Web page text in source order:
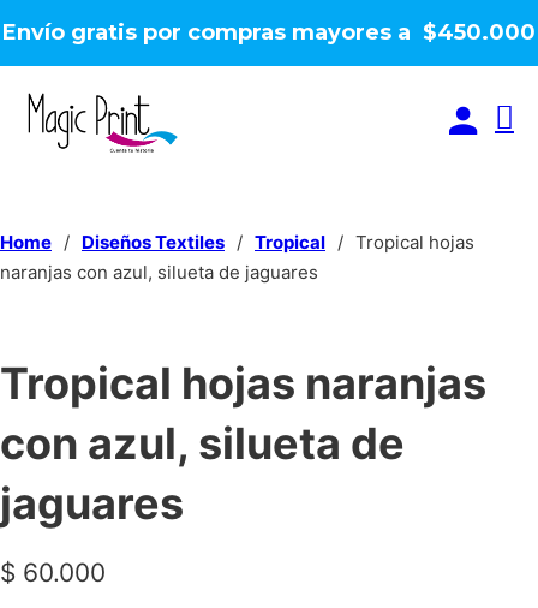
Envío gratis por compras mayores a $450.000
Home / Diseños Textiles / Tropical / Tropical hojas
naranjas con azul, silueta de jaguares
Tropical hojas naranjas
con azul, silueta de
jaguares
$ 60.000